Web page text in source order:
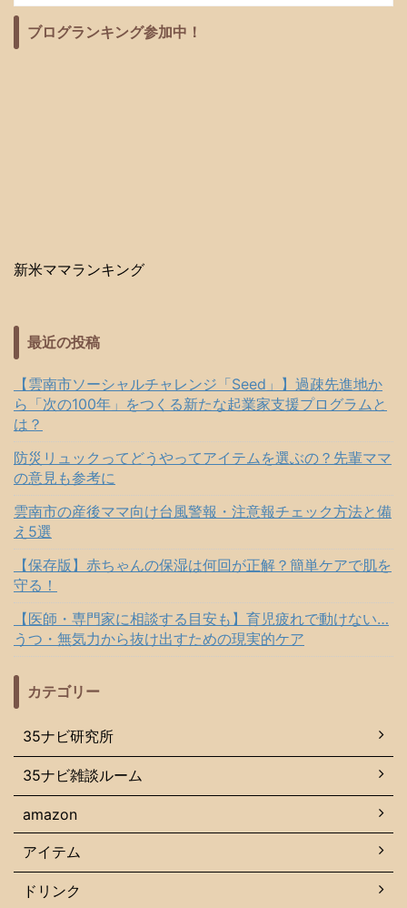
ブログランキング参加中！
新米ママランキング
最近の投稿
【雲南市ソーシャルチャレンジ「Seed」】過疎先進地か
ら「次の100年」をつくる新たな起業家支援プログラムと
は？
防災リュックってどうやってアイテムを選ぶの？先輩ママ
の意見も参考に
雲南市の産後ママ向け台風警報・注意報チェック方法と備
え5選
【保存版】赤ちゃんの保湿は何回が正解？簡単ケアで肌を
守る！
【医師・専門家に相談する目安も】育児疲れで動けない…
うつ・無気力から抜け出すための現実的ケア
カテゴリー
35ナビ研究所
35ナビ雑談ルーム
amazon
アイテム
ドリンク